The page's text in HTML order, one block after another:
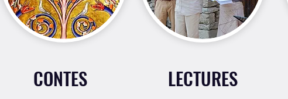
CONTES LECTURES